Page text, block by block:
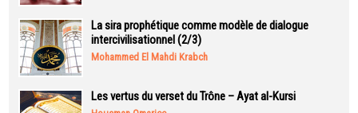
La sira prophétique comme modèle de dialogue
intercivilisationnel (2/3)
Mohammed El Mahdi Krabch
Les vertus du verset du Trône – Ayat al-Kursi